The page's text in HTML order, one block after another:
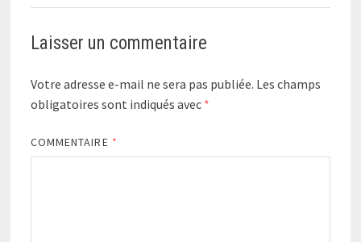
Laisser un commentaire
Votre adresse e-mail ne sera pas publiée. Les champs
obligatoires sont indiqués avec *
COMMENTAIRE *